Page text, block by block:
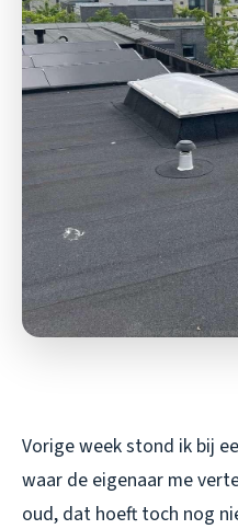
Vorige week stond ik bij
waar de eigenaar me
oud, dat hoeft toch nog